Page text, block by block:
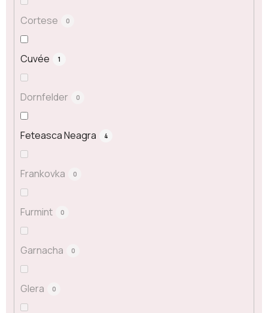
Cortese 0
Cuvée 1
Dornfelder 0
Feteasca Neagra 4
Frankovka 0
Furmint 0
Garnacha 0
Glera 0